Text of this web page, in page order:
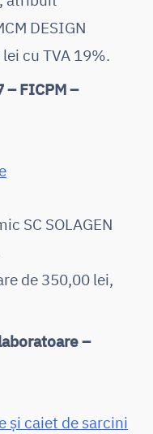
DESIGN
cu TVA 19%.
FICPM –
SC SOLAGEN
de 350,00 lei,
–
și caiet de sarcini